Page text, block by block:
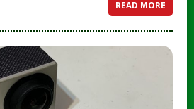
READ MORE